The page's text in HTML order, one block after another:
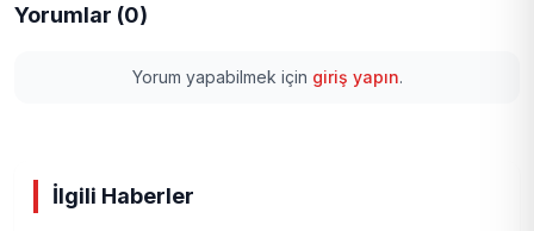
Yorumlar (0)
Yorum yapabilmek için giriş yapın.
İlgili Haberler